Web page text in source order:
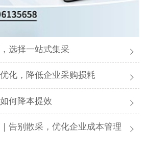
选择一站式集采
化，降低企业采购损耗
何降本提效
告别散采，优化企业成本管理